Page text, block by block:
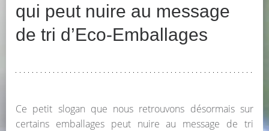
qui peut nuire au message
de tri d’Eco-Emballages
Ce petit slogan que nous retrouvons désormais sur
certains emballages peut nuire au message de tri